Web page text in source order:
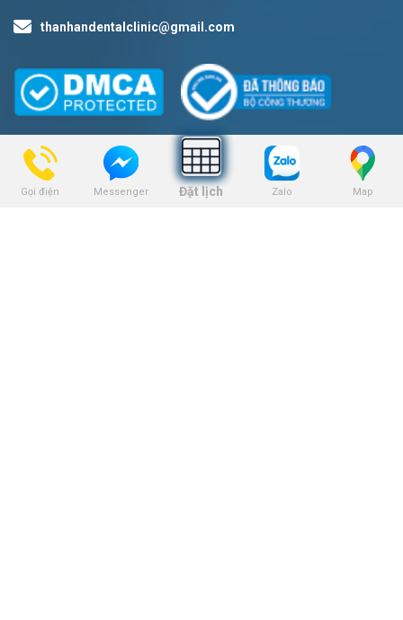
Gọi điện Messenger Đặt lịch Zalo Map
thanhandentalclinic@gmail.com
DỊCH VỤ